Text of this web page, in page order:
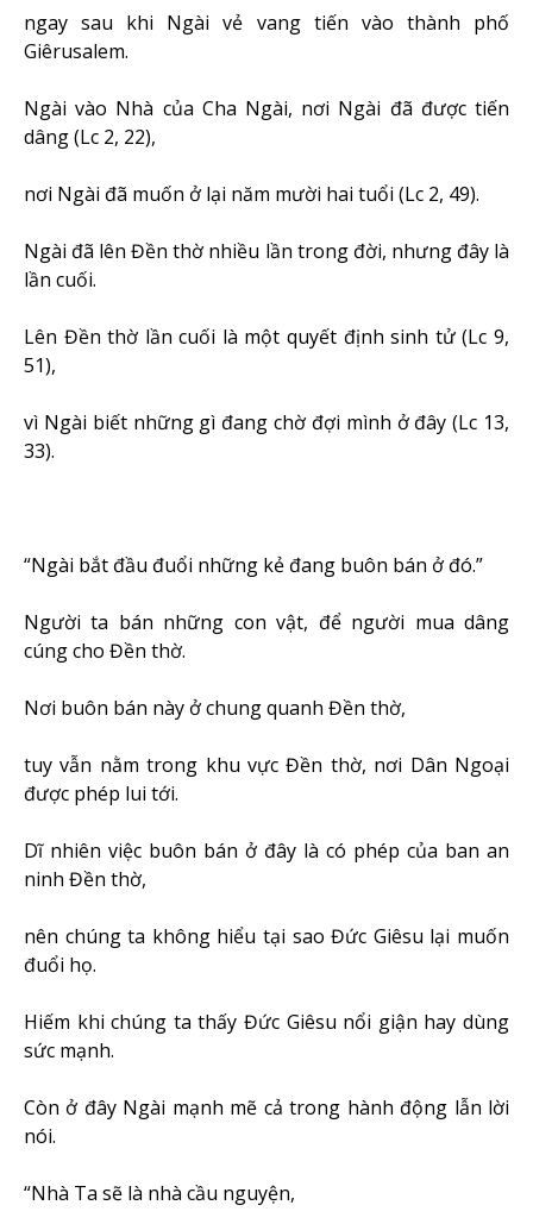
ngay sau khi Ngài vẻ vang tiến vào thành phố
Giêrusalem.
Ngài vào Nhà của Cha Ngài, nơi Ngài đã được tiến
dâng (Lc 2, 22),
nơi Ngài đã muốn ở lại năm mười hai tuổi (Lc 2, 49).
Ngài đã lên Đền thờ nhiều lần trong đời, nhưng đây là
lần cuối.
Lên Đền thờ lần cuối là một quyết định sinh tử (Lc 9,
51),
vì Ngài biết những gì đang chờ đợi mình ở đây (Lc 13,
33).
“Ngài bắt đầu đuổi những kẻ đang buôn bán ở đó.”
Người ta bán những con vật, để người mua dâng
cúng cho Đền thờ.
Nơi buôn bán này ở chung quanh Đền thờ,
tuy vẫn nằm trong khu vực Đền thờ, nơi Dân Ngoại
được phép lui tới.
Dĩ nhiên việc buôn bán ở đây là có phép của ban an
ninh Đền thờ,
nên chúng ta không hiểu tại sao Đức Giêsu lại muốn
đuổi họ.
Hiếm khi chúng ta thấy Đức Giêsu nổi giận hay dùng
sức mạnh.
Còn ở đây Ngài mạnh mẽ cả trong hành động lẫn lời
nói.
“Nhà Ta sẽ là nhà cầu nguyện,